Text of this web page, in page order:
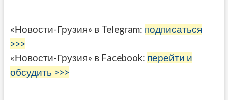
«Новости-Грузия» в Telegram: подписаться
>>>
«Новости-Грузия» в Facebook: перейти и
обсудить >>>